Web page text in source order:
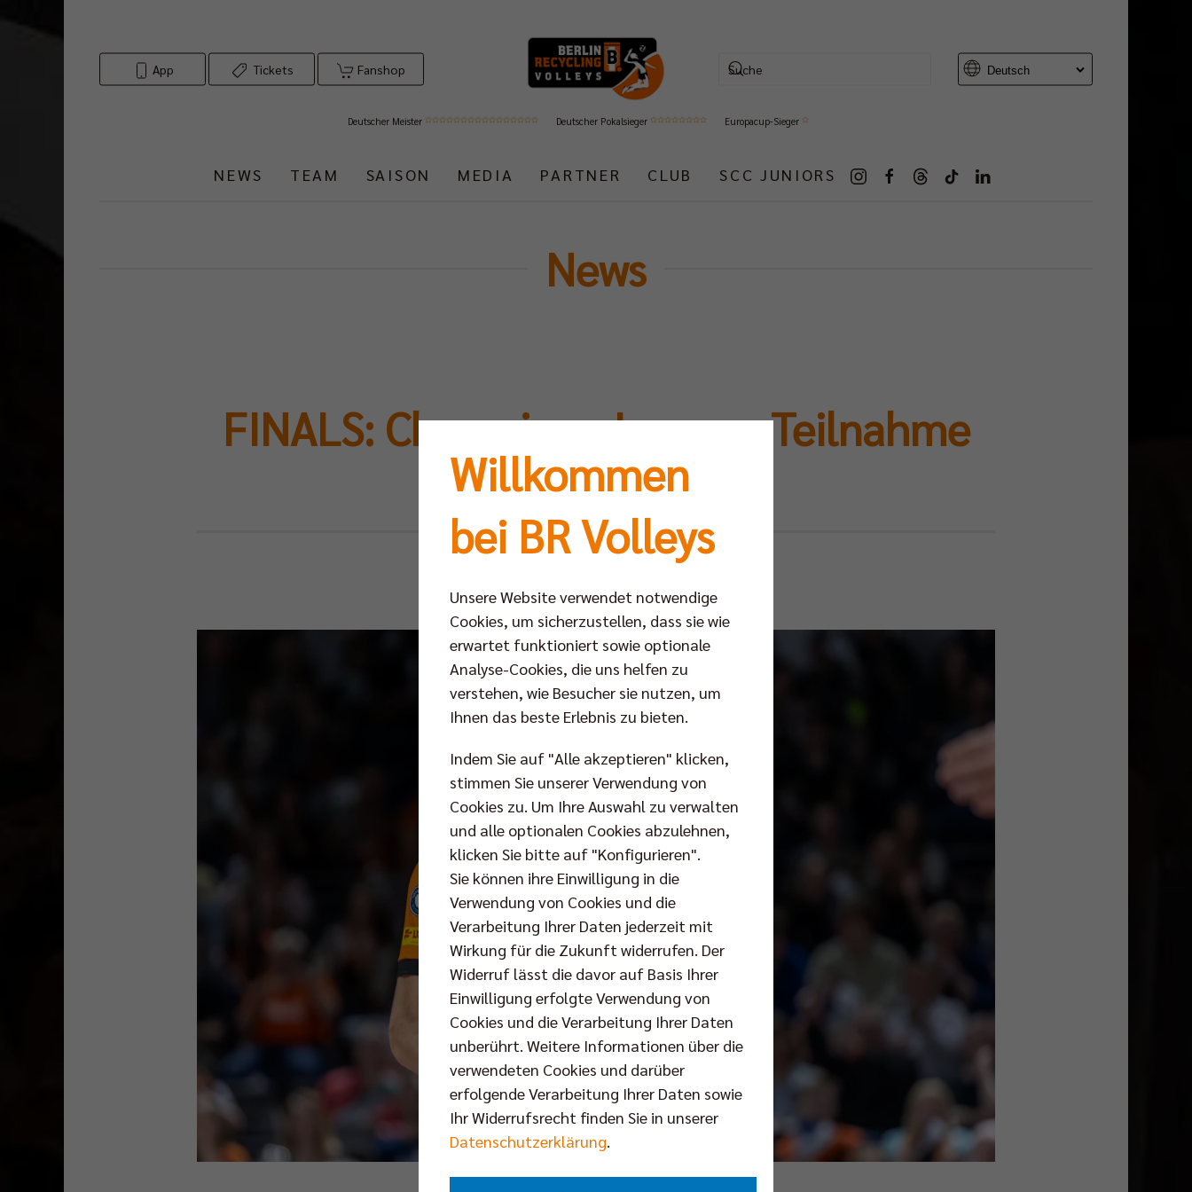
App Tickets Fanshop
Deutscher Meister Deutscher Pokalsieger Europacup-Sieger
NEWS TEAM SAISON MEDIA PARTNER CLUB SCC JUNIORS
News
FINALS: Champions-League-Teilnahme
gesichert
Di 15.04.2025
Willkommen
bei BR Volleys
Unsere Website verwendet notwendige
Cookies, um sicherzustellen, dass sie wie
erwartet funktioniert sowie optionale
Analyse-Cookies, die uns helfen zu
verstehen, wie Besucher sie nutzen, um
Ihnen das beste Erlebnis zu bieten.
Indem Sie auf "Alle akzeptieren" klicken,
stimmen Sie unserer Verwendung von
Cookies zu. Um Ihre Auswahl zu verwalten
und alle optionalen Cookies abzulehnen,
klicken Sie bitte auf "Konfigurieren".
Sie können ihre Einwilligung in die
Verwendung von Cookies und die
Verarbeitung Ihrer Daten jederzeit mit
Wirkung für die Zukunft widerrufen. Der
Widerruf lässt die davor auf Basis Ihrer
Einwilligung erfolgte Verwendung von
Cookies und die Verarbeitung Ihrer Daten
unberührt. Weitere Informationen über die
verwendeten Cookies und darüber
erfolgende Verarbeitung Ihrer Daten sowie
Ihr Widerrufsrecht finden Sie in unserer
Datenschutzerklärung.